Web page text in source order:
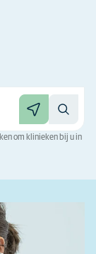
om klinieken bij u in